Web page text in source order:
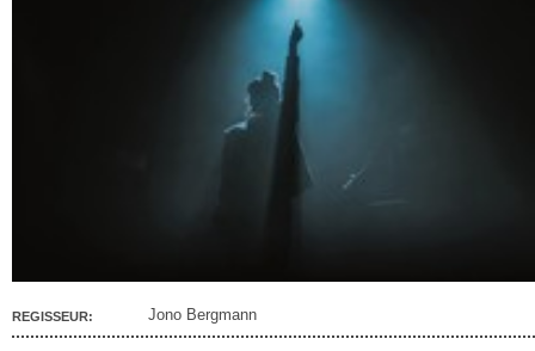
REGISSEUR: Jono Bergmann